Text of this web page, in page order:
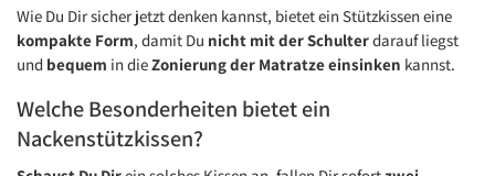
Wie Du Dir sicher jetzt denken kannst, bietet ein Stützkissen eine
kompakte Form, damit Du nicht mit der Schulterdarauf liegst
und bequem in dieZonierung der Matratze einsinken kannst.
Welche Besonderheiten bietet ein
Nackenstützkissen?